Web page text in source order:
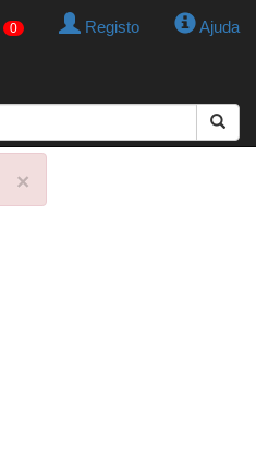
0 Registo Ajuda
×